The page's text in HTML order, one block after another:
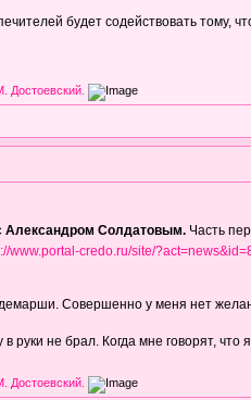
будет содействовать
Достоевский.
Солдатовым. Часть
www.portal-credo.ru/site/
Совершенно у меня нет
не брал. Когда мне говорят, что
Достоевский.